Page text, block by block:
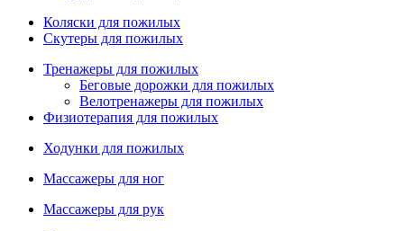
Коляски для пожилых
Скутеры для пожилых
Тренажеры для пожилых
Беговые дорожки для пожилых
Велотренажеры для пожилых
Физиотерапия для пожилых
Ходунки для пожилых
Массажеры для ног
Массажеры для рук